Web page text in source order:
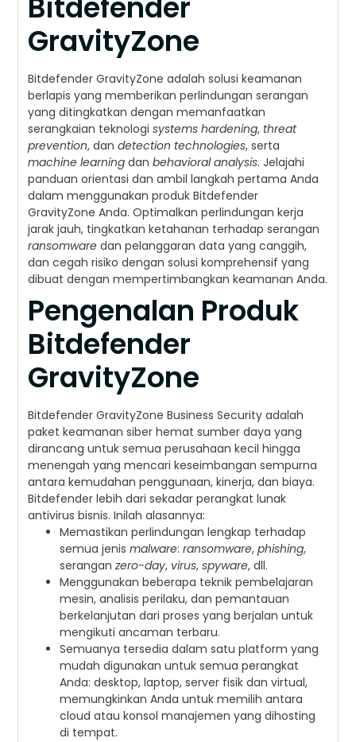
GravityZone
Bitdefender GravityZone adalah solusi keamanan
berlapis yang memberikan perlindungan serangan
yang ditingkatkan dengan memanfaatkan
serangkaian teknologisystems hardening, threat
prevention, dandetection technologies, serta
machine learning danbehavioral analysis. Jelajahi
panduan orientasi dan ambil langkah pertama Anda
dalam menggunakan produk Bitdefender
GravityZone Anda. Optimalkan perlindungan kerja
jarak jauh, tingkatkan ketahanan terhadap serangan
ransomware dan pelanggaran data yang canggih,
dan cegah risiko dengan solusi komprehensif yang
dibuat dengan mempertimbangkan keamanan Anda.
Pengenalan Produk
Bitdefender
GravityZone
Bitdefender GravityZone Business Security adalah
paket keamanan siber hemat sumber daya yang
dirancang untuk semua perusahaan kecil hingga
menengah yang mencari keseimbangan sempurna
antara kemudahan penggunaan, kinerja, dan biaya.
Bitdefender lebih dari sekadar perangkat lunak
antivirus bisnis. Inilah alasannya:
Memastikan perlindungan lengkap terhadap
semua jenismalware:ransomware,phishing,
seranganzero-day, virus,spyware, dll.
Menggunakan beberapa teknik pembelajaran
mesin, analisis perilaku, dan pemantauan
berkelanjutan dari proses yang berjalan untuk
mengikuti ancaman terbaru.
Semuanya tersedia dalam satu platform yang
mudah digunakan untuk semua perangkat
Anda: desktop, laptop, server fisik dan virtual,
memungkinkan Anda untuk memilih antara
cloud atau konsol manajemen yang dihosting
di tempat.